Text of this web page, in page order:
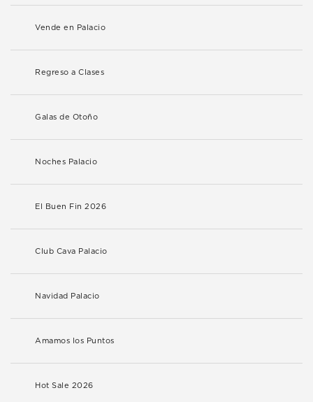
Vende en Palacio
Regreso a Clases
Galas de Otoño
Noches Palacio
El Buen Fin 2026
Club Cava Palacio
Navidad Palacio
Amamos los Puntos
Hot Sale 2026